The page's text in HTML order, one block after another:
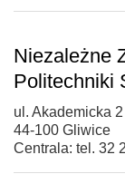
Niezależne
Politechniki
ul. Akademicka 2
44-100 Gliwice
Centrala: tel. 32